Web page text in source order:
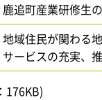
鹿追町産業研修生
地域住民が関わる
サービスの充実、
176KB)